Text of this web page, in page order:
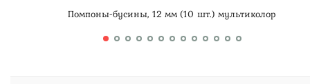
Помпоны-бусины, 12 мм (10 шт.) мультиколор